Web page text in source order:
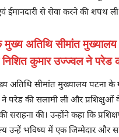
ईमानदारी से सेवा करने की शपथ
मुख्य अतिथि सीमांत
निशित कुमार उज्ज्वल ने परेड
अतिथि सीमांत मुख्यालय पटना के
परेड की सलामी ली और
सराहना की। उन्होंने कहा कि
उन्हें भविष्य में एक जिम्मेदार और